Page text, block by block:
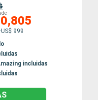
999
incluidas